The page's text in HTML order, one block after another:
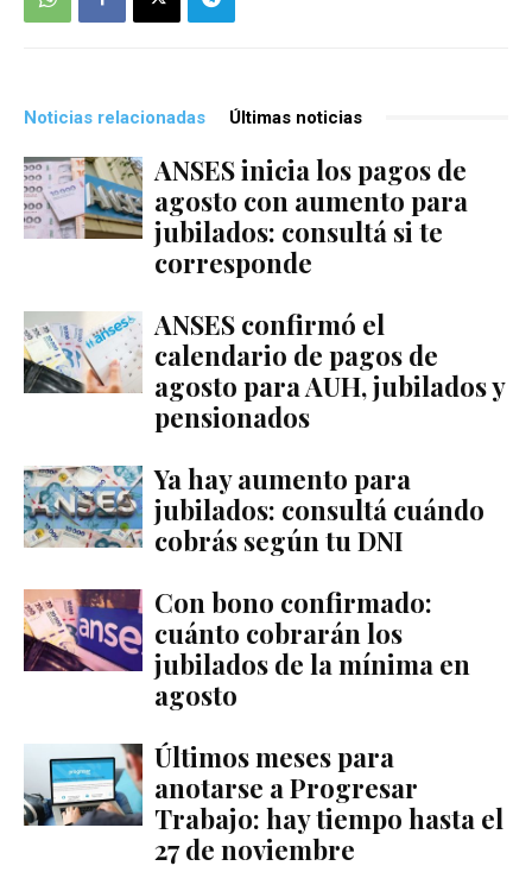
Noticias relacionadas Últimas noticias
ANSES inicia los pagos de
agosto con aumento para
jubilados: consultá si te
corresponde
ANSES confirmó el
calendario de pagos de
agosto para AUH, jubilados y
pensionados
Ya hay aumento para
jubilados: consultá cuándo
cobrás según tu DNI
Con bono confirmado:
cuánto cobrarán los
jubilados de la mínima en
agosto
Últimos meses para
anotarse a Progresar
Trabajo: hay tiempo hasta el
27 de noviembre